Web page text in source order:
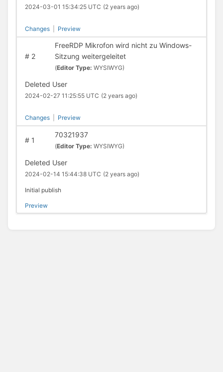
2024-03-01 15:34:25 UTC (2 years ago)
Changes Preview
#2
FreeRDP Mikrofon wird nicht zu Windows-
Sitzung weitergeleitet
(Editor Type: WYSIWYG)
Deleted User
2024-02-27 11:25:55 UTC (2 years ago)
Changes Preview
#1
70321937
(Editor Type: WYSIWYG)
Deleted User
2024-02-14 15:44:38 UTC (2 years ago)
Initial publish
Preview